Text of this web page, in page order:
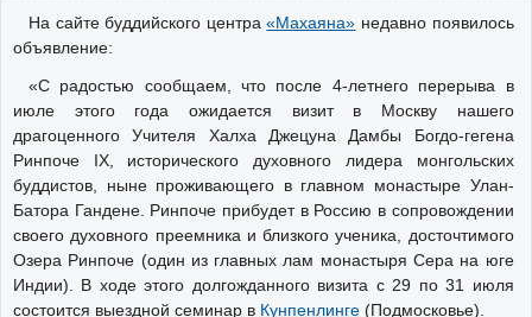
На сайте буддийского центра«Махаяна» недавно появилось
объявление:
«С радостью сообщаем, что после 4-летнего перерыва в
июле этого года ожидается визит в Москву нашего
драгоценного Учителя Халха Джецуна Дамбы Богдо-гегена
Ринпоче IX, исторического духовного лидера монгольских
буддистов, ныне проживающего в главном монастыре Улан-
Батора Гандене. Ринпоче прибудет в Россию в сопровождении
своего духовного преемника и близкого ученика, досточтимого
Озера Ринпоче (один из главных лам монастыря Сера на юге
Индии). В ходе этого долгожданного визита с 29 по 31 июля
состоится выездной семинар в Кунпенлинге (Подмосковье).